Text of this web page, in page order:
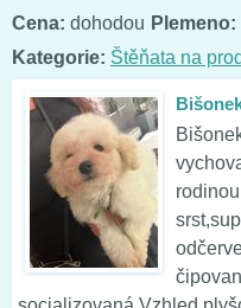
Cena: dohodou Plemeno:
Kategorie: Štěňata na